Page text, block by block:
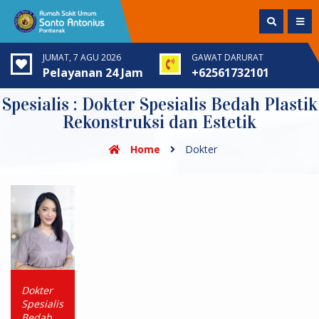
JUMAT, 7 AGU 2026
Pelayanan 24 Jam
GAWAT DARURAT
+62561732101
Spesialis : Dokter Spesialis Bedah Plastik
Rekonstruksi dan Estetik
Home Dokter
Dokter
Spesialis